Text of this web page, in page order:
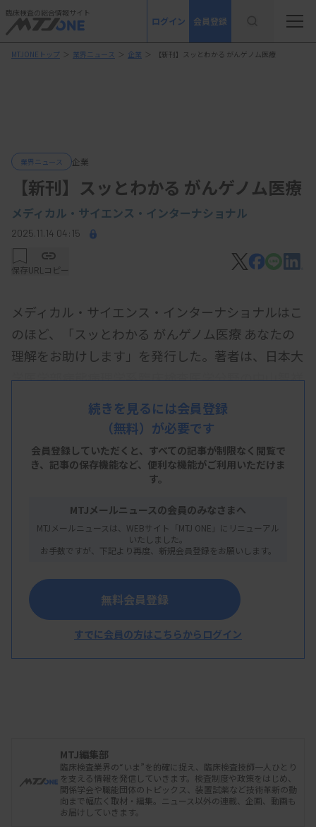
臨床検査の総合情報サイト
ログイン 会員登録
MTJONEトップ ＞ 業界ニュース ＞ 企業 ＞ 【新刊】スッとわかる がんゲノム医療
業界ニュース 企業
【新刊】スッとわかる がんゲノム医療
メディカル・サイエンス・インターナショナル
2025.11.14 04:15
保存URLコピー
メディカル・サイエンス・インターナショナルはこ
のほど、「スッとわかる がんゲノム医療 あなたの
理解をお助けします」を発行した。著者は、日本大
学医学部病態病理学系臨床検査医学分野の中山智祥
多数の症例に携わってきた著者の経験を基に、複雑
ながん医療について図を交えて分かりやすく解説し
た。B5変型184頁、定価4400円（税込み）。
続きを見るには会員登録
（無料）が必要です
会員登録していただくと、すべての記事が制限なく閲覧で
き、 記事の保存機能など、便利な機能がご利用いただけま
す。
MTJメールニュースの会員のみなさまへ
MTJメールニュースは、WEBサイト「MTJ ONE」にリニューアル
いたしました。
お手数ですが、下記より再度、新規会員登録をお願いします。
無料会員登録
すでに会員の方はこちらからログイン
MTJ編集部
臨床検査業界の“いま”を的確に捉え、臨床検査技師一人ひとり
を支える情報を発信していきます。検査制度や政策をはじめ、
関係学会や職能団体のトピックス、装置試薬など技術革新の動
向まで幅広く取材・編集。ニュース以外の連載、企画、動画も
お届けしていきます。